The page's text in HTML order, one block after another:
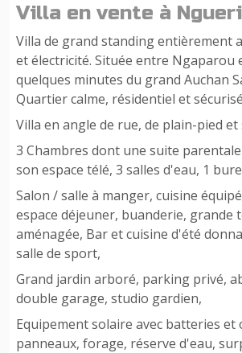
Villa en vente à
Villa de grand standing entièrement
et électricité. Située entre Ngaparou
quelques minutes du grand Auchan
Quartier calme, résidentiel et
Villa en angle de rue, de plain-pied et
3 Chambres dont une suite
son espace télé, 3 salles d'eau, 1
Salon / salle à manger, cuisine
espace déjeuner, buanderie, grande
aménagée, Bar et cuisine d'été
salle de sport,
Grand jardin arboré, parking privé,
double garage, studio gardien,
Equipement solaire avec batteries et
panneaux, forage, réserve d'eau,